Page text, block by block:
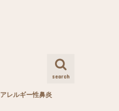
search
アレルギー性鼻炎